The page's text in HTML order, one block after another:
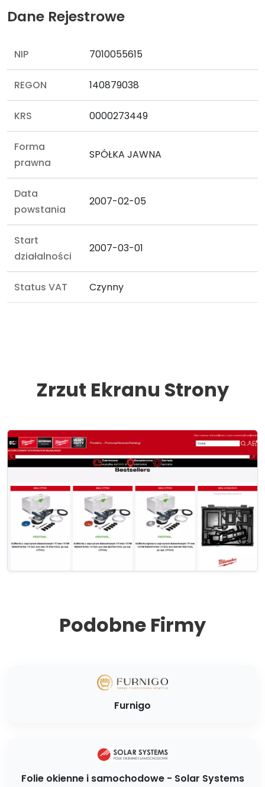
Dane Rejestrowe
NIP 7010055615
REGON 140879038
KRS 0000273449
Forma
prawna
SPÓŁKA JAWNA
Data
powstania
2007-02-05
Start
działalności
2007-03-01
Status VAT Czynny
Zrzut Ekranu Strony
Podobne Firmy
Furnigo
Folie okienne i samochodowe - Solar Systems